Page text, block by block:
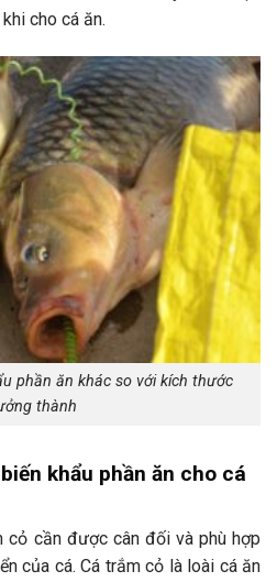
cho cá ăn.
phần ăn khác so với kích thước
thành
khẩu phần ăn cho cá
cỏ cần được cân đối và phù hợp
của cá. Cá trắm cỏ là loài cá ăn